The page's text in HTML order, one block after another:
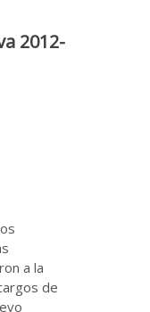
2012-
a la
de